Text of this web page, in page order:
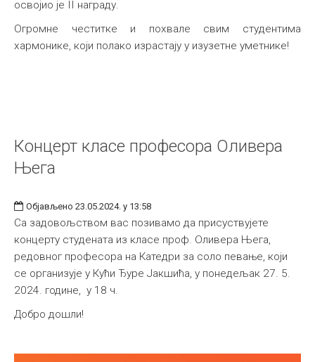
освојио је II награду.
Огромне честитке и похвале свим студентима
хармонике, који полако израстају у изузетне уметнике!
Концерт класе професора Оливера
Њега
Објављено 23.05.2024. у 13:58
Са задовољством вас позивамо да присуствујете
концерту студената из класе проф. Оливера Њега,
редовног професора на Катедри за соло певање, који
се организује у Кући Ђуре Јакшића, у понедељак 27. 5.
2024. године, у 18 ч.
Добро дошли!